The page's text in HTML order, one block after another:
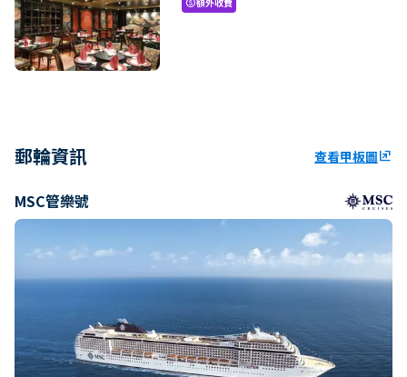
paid
郵輪資訊 查看甲板圖ungroup
MSC管樂號